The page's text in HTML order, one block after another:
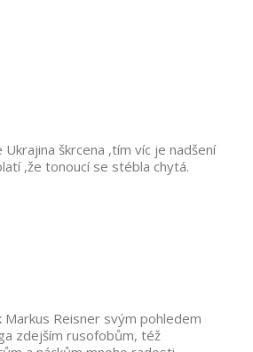
Ukrajina škrcena ,tím víc je nadšení
,že tonoucí se stébla chytá.
Markus Reisner svým pohledem
zdejším rusofobům, též